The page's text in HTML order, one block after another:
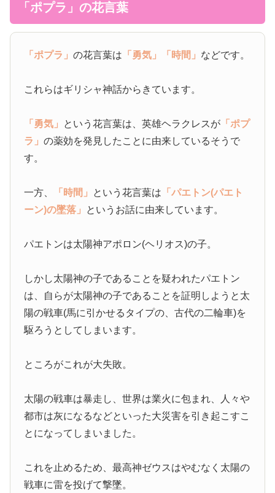
「ポプラ」の花言葉
「ポプラ」の花言葉は 「勇気」 「時間」 などです。
これらはギリシャ神話からきています。
「勇気」 という花言葉は、英雄ヘラクレスが 「ポプ
ラ」の薬効を発見したことに由来しているそうで
す。
一方、 「時間」 という花言葉は 「パエトン(パエト
ーン)の墜落」 というお話に由来しています。
パエトンは太陽神アポロン(ヘリオス)の子。
しかし太陽神の子であることを疑われたパエトン
は、自らが太陽神の子であることを証明しようと太
陽の戦車(馬に引かせるタイプの、古代の二輪車)を
駆ろうとしてしまいます。
ところがこれが大失敗。
太陽の戦車は暴走し、世界は業火に包まれ、人々や
都市は灰になるなどといった大災害を引き起こすこ
とになってしまいました。
これを止めるため、最高神ゼウスはやむなく太陽の
戦車に雷を投げて撃墜。